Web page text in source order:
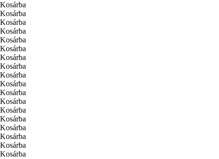
Kosárba
Kosárba
Kosárba
Kosárba
Kosárba
Kosárba
Kosárba
Kosárba
Kosárba
Kosárba
Kosárba
Kosárba
Kosárba
Kosárba
Kosárba
Kosárba
Kosárba
Kosárba